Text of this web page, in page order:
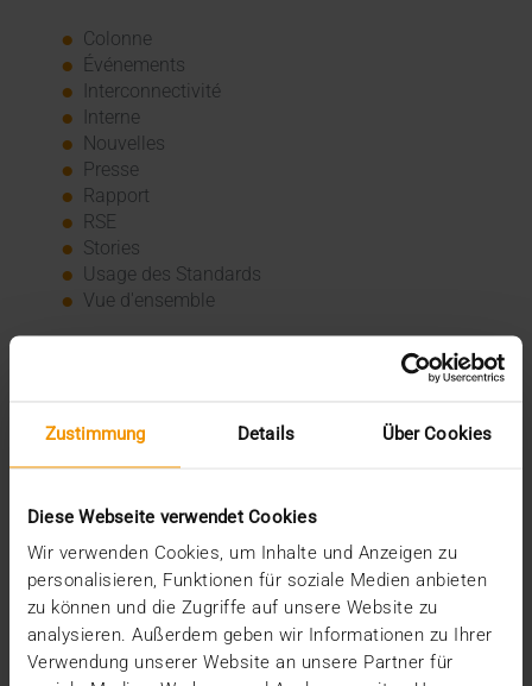
Zustimmung Details Über Cookies
Diese Webseite verwendet Cookies
Wir verwenden Cookies, um Inhalte und Anzeigen zu
personalisieren, Funktionen für soziale Medien anbieten
zu können und die Zugriffe auf unsere Website zu
analysieren. Außerdem geben wir Informationen zu Ihrer
Verwendung unserer Website an unsere Partner für
Colonne
Événements
Interconnectivité
Interne
Nouvelles
Presse
Rapport
RSE
Stories
Usage des Standards
Vue d'ensemble
juillet (3)
juin (4)
janvier (3)
décembre (3)
novembre (2)
septembre (2)
août (2)
juillet (2)